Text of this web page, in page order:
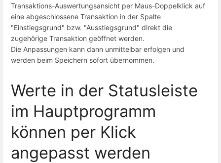
Transaktions-Auswertungsansicht per Maus-Doppelklick auf
eine abgeschlossene Transaktion in der Spalte
"Einstiegsgrund" bzw. "Ausstiegsgrund" direkt die
zugehörige Transaktion geöffnet werden.
Die Anpassungen kann dann unmittelbar erfolgen und
werden beim Speichern sofort übernommen.
Werte in der Statusleiste
im Hauptprogramm
können per Klick
angepasst werden